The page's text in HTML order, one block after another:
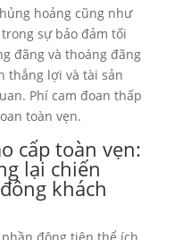
hoảng cũng như
sự bảo đảm tối
đãng và thoáng đãng
thắng lợi và tài sản
Phí cam đoan thấp
toàn vẹn.
cấp toàn vẹn:
lại chiến
khách